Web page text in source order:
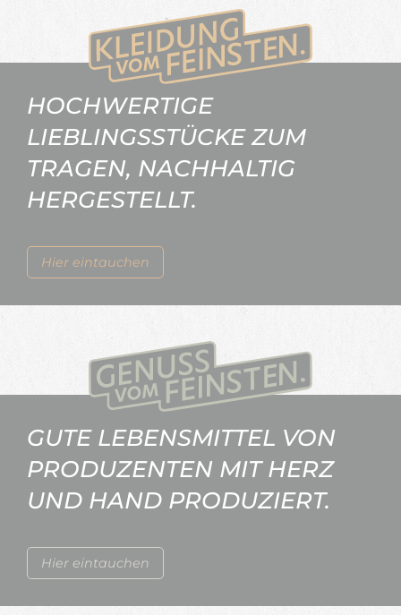
Hier eintauchen
HOCHWERTIGE
LIEBLINGSSTÜCKE ZUM
TRAGEN, NACHHALTIG
HERGESTELLT.
Hier eintauchen
GUTE LEBENSMITTEL VON
PRODUZENTEN MIT HERZ
UND HAND PRODUZIERT.